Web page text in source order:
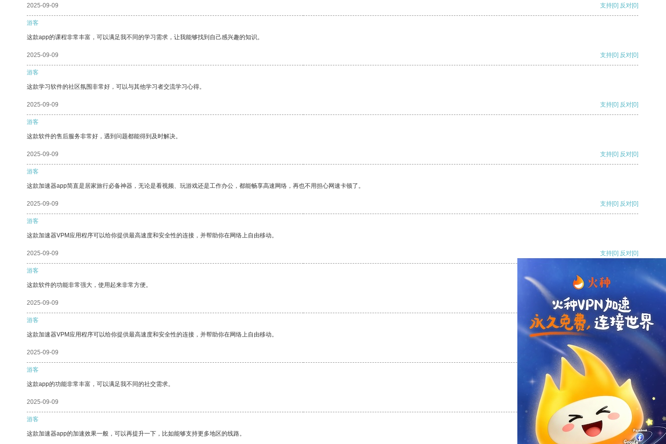
2025-09-09 支持[0] 反对[0]
游客
这款app的课程非常丰富，可以满足我不同的学习需求，让我能够找到自己感兴趣的知识。
2025-09-09 支持[0] 反对[0]
游客
这款学习软件的社区氛围非常好，可以与其他学习者交流学习心得。
2025-09-09 支持[0] 反对[0]
游客
这款软件的售后服务非常好，遇到问题都能得到及时解决。
2025-09-09 支持[0] 反对[0]
游客
这款加速器app简直是居家旅行必备神器，无论是看视频、玩游戏还是工作办公，都能畅享高速网络，再也不用担心网速卡顿了。
2025-09-09 支持[0] 反对[0]
游客
这款加速器VPM应用程序可以给你提供最高速度和安全性的连接，并帮助你在网络上自由移动。
2025-09-09 支持[0] 反对[0]
游客
这款软件的功能非常强大，使用起来非常方便。
2025-09-09 支持[0] 反对
游客
这款加速器VPM应用程序可以给你提供最高速度和安全性的连接，并帮助你在网络上自由移动。
2025-09-09 支持
游客
这款app的功能非常丰富，可以满足我不同的社交需求。
2025-09-09 反对 [0]
游客
这款加速器app的加速效果一般，可以再提升一下，比如能够支持更多地区的线路。